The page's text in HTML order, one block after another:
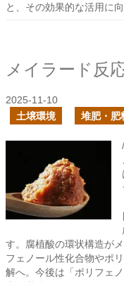
と、その効果的な活用に
メイラード反
2025-11-10
土壌環境
堆肥・肥
す。腐植酸の環状構造が
フェノール性化合物やポ
解へ。今後は「ポリフェ